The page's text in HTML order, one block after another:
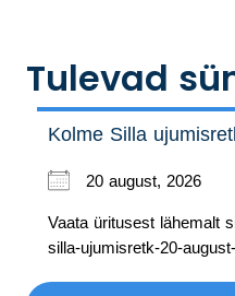
Tulevad
Kolme Silla
20 august, 2026
Vaata üritusest lähemalt
silla-ujumisretk-20-